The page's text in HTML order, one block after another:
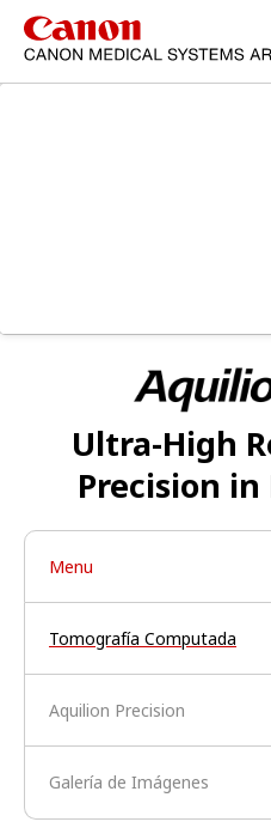
Ultra-High
Precision
Menu
Tomografía Computada
Aquilion Precision
Galería de Imágenes